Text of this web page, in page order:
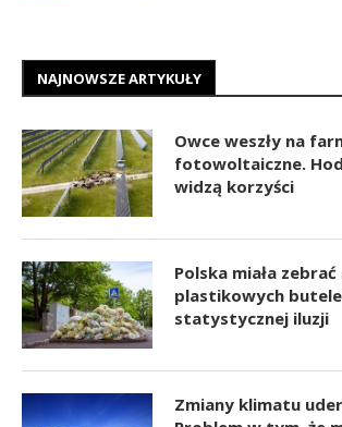
NAJNOWSZE ARTYKUŁY
Owce weszły na
fotowoltaiczne.
widzą korzyści
Polska miała
plastikowych
statystycznej iluzji
Zmiany klimatu